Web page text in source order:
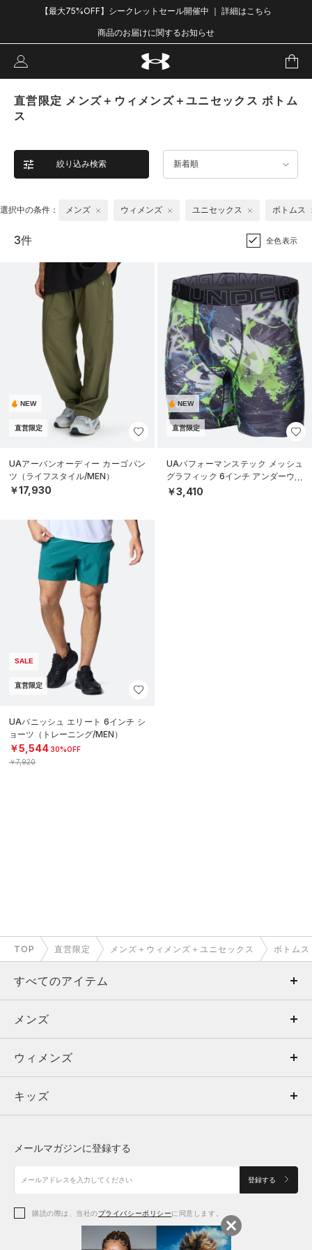
【最大75%OFF】シークレットセール開催中 ｜ 詳細はこちら
商品のお届けに関するお知らせ
直営限定 メンズ＋ウィメンズ＋ユニセックス ボトム
ス
絞り込み検索 新着順
選択中の条件： メンズ ウィメンズ ユニセックス ボトムス
3件 全色表示
NEW
直営限定
UAアーバンオーディー カーゴパン
ツ（ライフスタイル/MEN）
￥17,930
NEW
直営限定
UAパフォーマンステック メッシュ
グラフィック 6インチ アンダーウェ
ア（トレーニング/MEN）
￥3,410
SALE
直営限定
UAバニッシュ エリート 6インチ シ
ョーツ（トレーニング/MEN）
￥5,54430%OFF
￥7,920
TOP 直営限定 メンズ＋ウィメンズ＋ユニセックス ボトムス
すべてのアイテム
メンズ
ウィメンズ
キッズ
アクセサリー
メンズ
トップス
ボトムス
アクセサリー
ウィメンズ
トップス
シューズ
アクセサリー
キッズ
シューズ
メールマガジンに登録する
登録する
購読の際は、当社のプライバシーポリシーに同意します。